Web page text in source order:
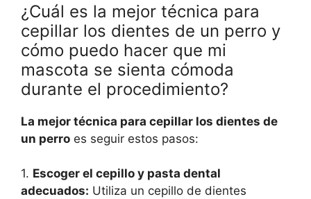
¿Cuál es la mejor técnica para
cepillar los dientes de un perro y
cómo puedo hacer que mi
mascota se sienta cómoda
durante el procedimiento?
La mejor técnica para cepillar los dientes de
un perro es seguir estos pasos:
1. Escoger el cepillo y pasta dental
adecuados: Utiliza un cepillo de dientes